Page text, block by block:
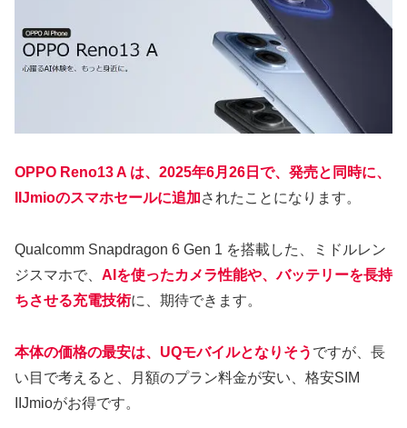
OPPO Reno13 A は、2025年6月26日で、発売と同時に、
IIJmioのスマホセールに追加されたことになります。
Qualcomm Snapdragon 6 Gen 1 を搭載した、ミドルレン
ジスマホで、 AIを使ったカメラ性能や、バッテリーを長持
ちさせる充電技術に、期待できます。
本体の価格の最安は、UQモバイルとなりそう ですが、長
い目で考えると、月額のプラン料金が安い、格安SIM
IIJmioがお得です。